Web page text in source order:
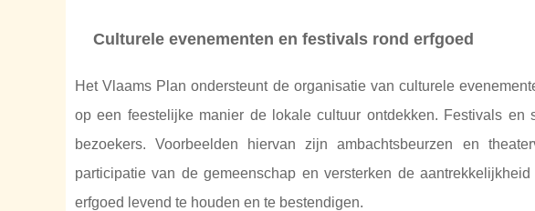
Culturele evenementen en festivals rond erfgoed
Het Vlaams Plan ondersteunt de organisatie van culturele
op een feestelijke manier de lokale cultuur ontdekken. Festivals en
bezoekers. Voorbeelden hiervan zijn ambachtsbeurzen en
participatie van de gemeenschap en versterken de
erfgoed levend te houden en te bestendigen.